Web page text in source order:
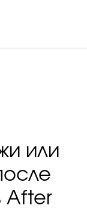
или
After